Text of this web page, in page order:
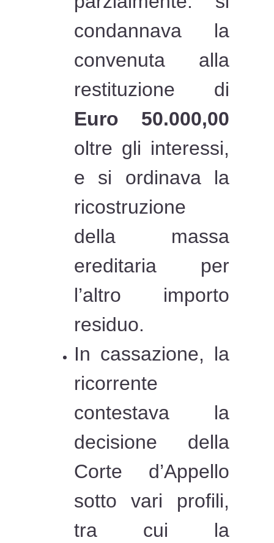
condannava la
convenuta alla
restituzione di
Euro 50.000,00
oltre gli interessi,
e si ordinava la
ricostruzione
della massa
ereditaria per
l’altro importo
residuo.
In cassazione, la
ricorrente
contestava la
decisione della
Corte d’Appello
sotto vari profili,
tra cui la